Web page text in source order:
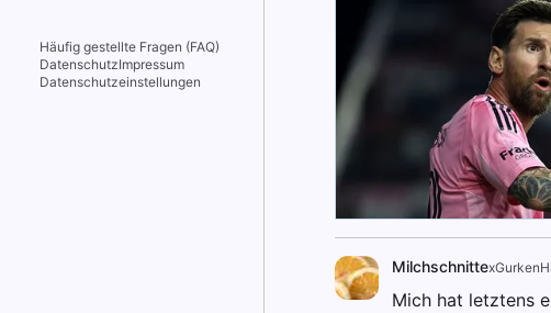
Häufig gestellte Fragen (FAQ)
DatenschutzImpressum
Datenschutzeinstellungen
Milchschnitte
Mich hat letztens